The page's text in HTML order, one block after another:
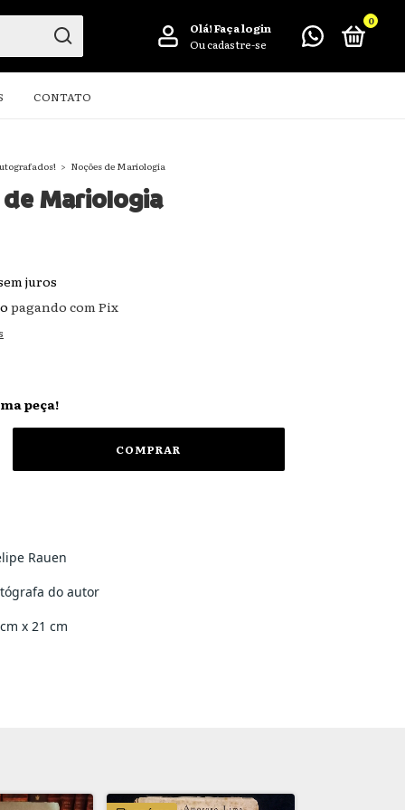
Olá!Faça login
Ou cadastre-se
0
CONTATO
> Noções de Mariologia
Mariologia
juros
pagando com Pix
peça!
Rauen
do autor
x 21 cm